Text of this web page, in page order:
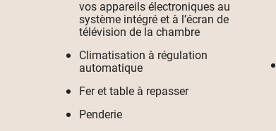
vos appareils électroniques au
système intégré et à l’écran de
télévision de la chambre
Climatisation à régulation
automatique
Fer et table à repasser
Penderie